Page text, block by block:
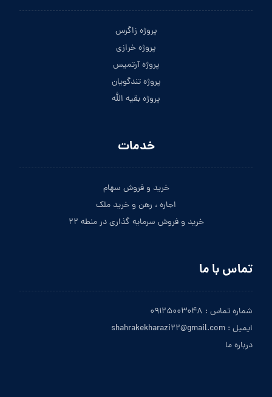
پروژه زاگرس
پروژه خرازی
پروژه آرتمیس
پروژه تندگویان
پروژه بقیه الله
خدمات
خرید و فروش سهام
اجاره ، رهن و خرید ملک
خرید و فروش سرمایه گذاری در منطه ۲۲
تماس با ما
شماره تماس : ۰۹۱۲۵۰۰۳۰۴۸
ایمیل : shahrakekharazi۲۲@gmail.com
درباره ما